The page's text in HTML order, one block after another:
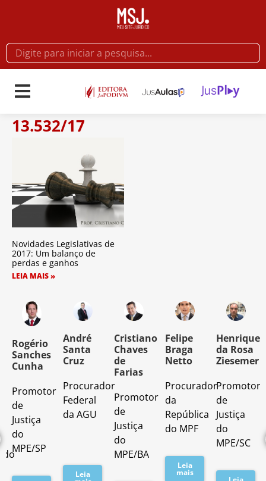
13.532/17
Novidades Legislativas de
2017: Um balanço de
perdas e ganhos
LEIA MAIS »
Rogério
Sanches
Cunha
Promotor
de
Justiça
do
MPE/SP
André
Santa
Cruz
Procurador
Federal
da AGU
Leia
Cristiano
Chaves
de
Farias
Promotor
de
Justiça
do
MPE/BA
Felipe
Braga
Netto
Procurador
da
República
do MPF
Leia
mais
Henrique
da Rosa
Ziesemer
Promotor
de
Justiça
do
MPE/SC